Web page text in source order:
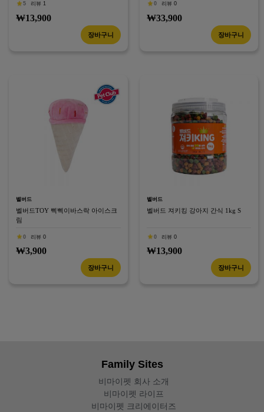
5 리뷰 1
₩13,900
장바구니
0 리뷰 0
₩33,900
장바구니
벨버드
벨버드TOY 삑삑이바스락 아이스크
림
0 리뷰 0
₩3,900
장바구니
벨버드
벨버드 져키킹 강아지 간식 1kg S
0 리뷰 0
₩13,900
장바구니
Family Sites
비마이펫 회사 소개
비마이펫 라이프
비마이펫 크리에이터즈